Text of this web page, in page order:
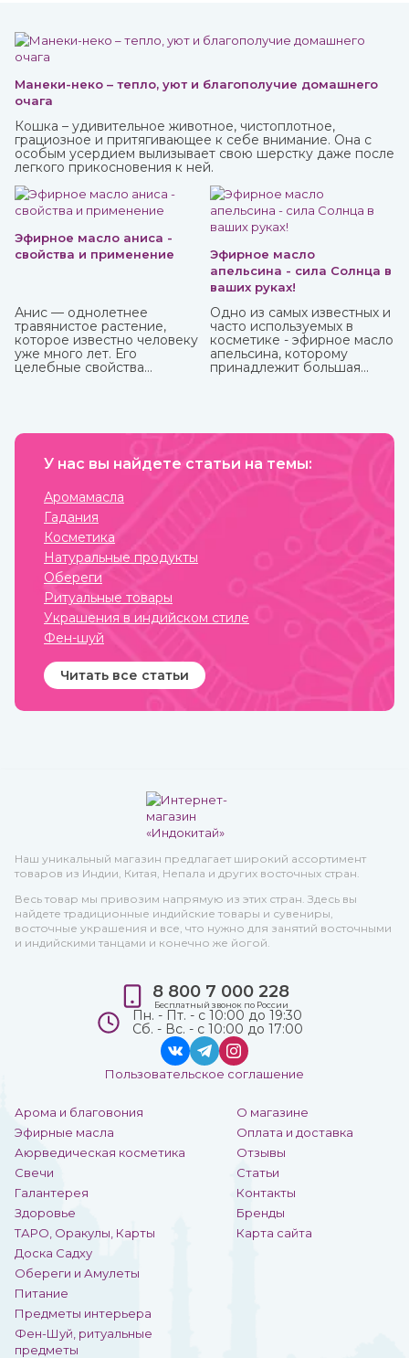
Манеки-неко – тепло, уют и благополучие домашнего
очага
Кошка – удивительное животное, чистоплотное,
грациозное и притягивающее к себе внимание. Она с
особым усердием вылизывает свою шерстку даже после
легкого прикосновения к ней.
Эфирное масло аниса -
свойства и применение
Анис — однолетнее
травянистое растение,
которое известно человеку
уже много лет. Его
целебные свойства
Эфирное масло
апельсина - сила Солнца в
ваших руках!
Одно из самых известных и
часто используемых в
косметике - эфирное масло
апельсина, которому
принадлежит большая
получения. Это яркий,
который подарит вам
У нас вы найдете статьи на темы:
Аромамасла
Гадания
Косметика
Натуральные продукты
Обереги
Ритуальные товары
Украшения в индийском стиле
Фен-шуй
Читать все статьи
Наш уникальный магазин предлагает широкий ассортимент
товаров из Индии, Китая, Непала и других восточных стран.
Весь товар мы привозим напрямую из этих стран. Здесь вы
найдете традиционные индийские товары и сувениры,
восточные украшения и все, что нужно для занятий восточными
и индийскими танцами и конечно же йогой.
Арома и благовония
Эфирные масла
Аюрведическая косметика
Свечи
Галантерея
Здоровье
ТАРО, Оракулы, Карты
Доска Садху
Обереги и Амулеты
Питание
Предметы интерьера
Фен-Шуй, ритуальные
предметы
О магазине
Оплата и доставка
Отзывы
Статьи
Контакты
Бренды
Карта сайта
8 800 7 000 228
Бесплатный звонок по России
Пн. - Пт. - с 10:00 до 19:30
Сб. - Вс. - с 10:00 до 17:00
Пользовательское соглашение